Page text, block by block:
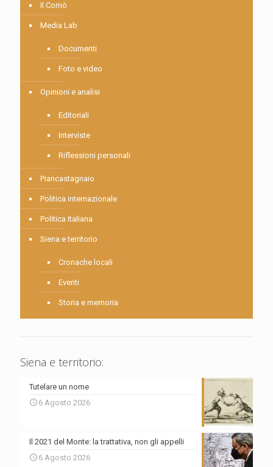
Il Comò
Media Lab
Documenti
Foto e video
Opinioni e analisi
Editoriali
Interviste
Riflessioni personali
Piancastagnaio
Politica internazionale
Politica Italiana
Siena e territorio
Cronache locali
Eventi
Storia e memoria
Siena e territorio:
Tutelare un nome
6 Agosto 2026
Il 2021 del Monte: la trattativa, non gli appelli
6 Agosto 2026